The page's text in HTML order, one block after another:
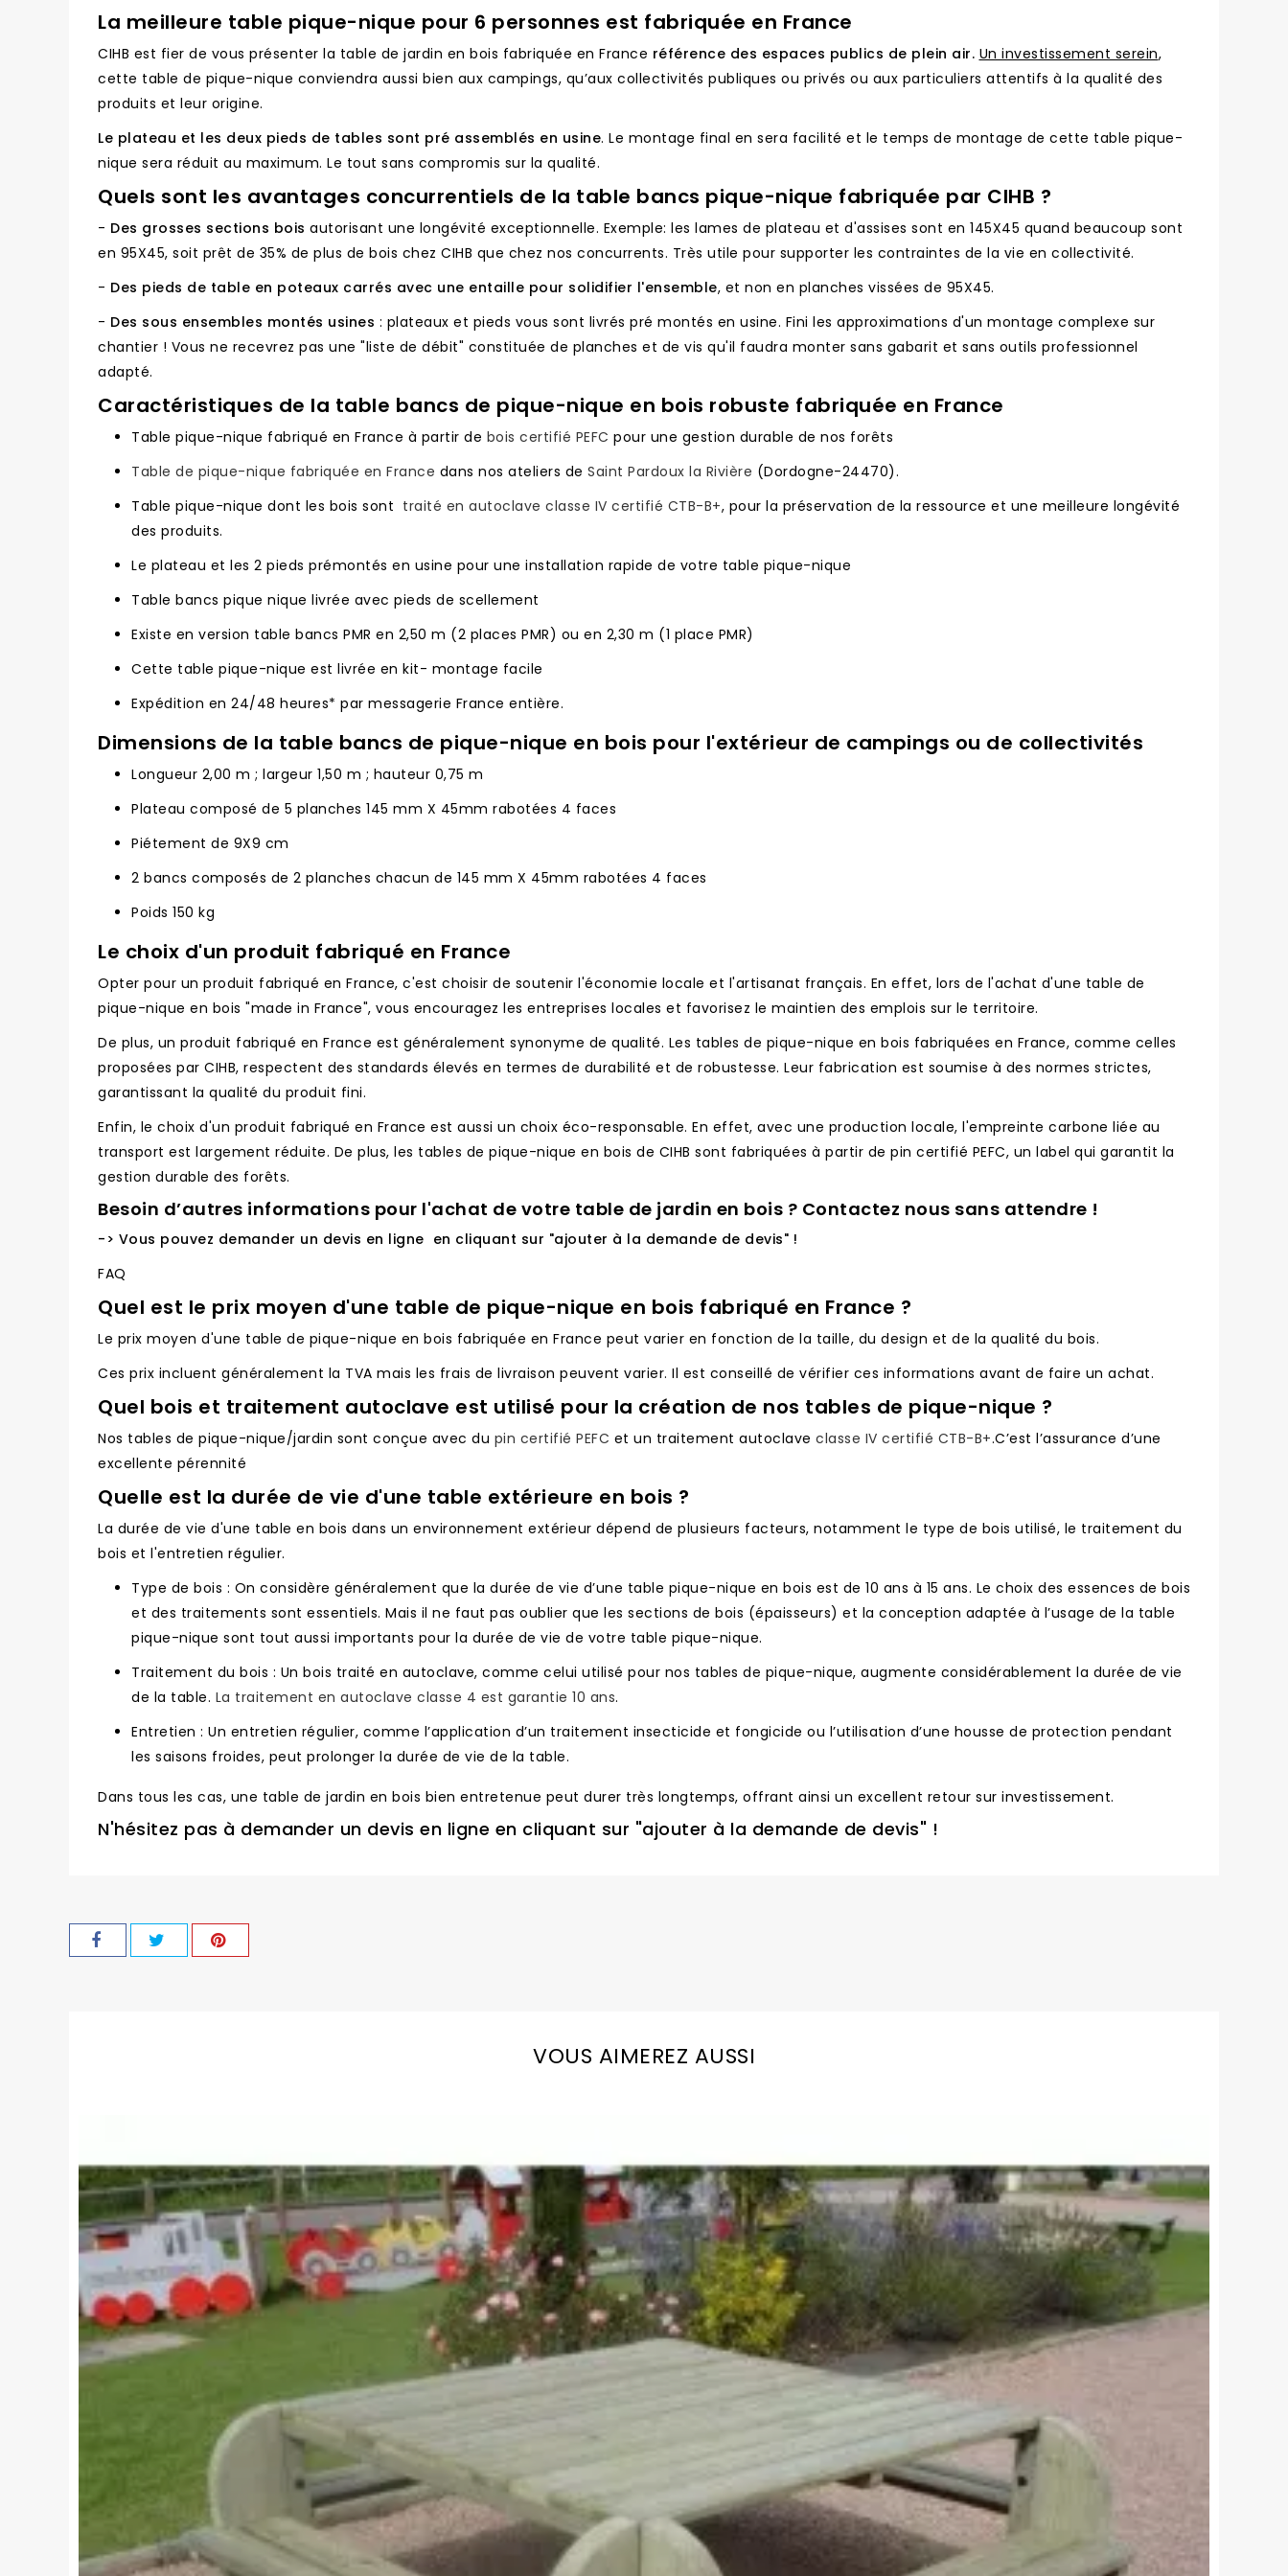
La meilleure table pique-nique pour 6 personnes est fabriquée en France
CIHB est fier de vous présenter la table de jardin en bois fabriquée en France référence des espaces publics de plein air. Un investissement serein,
cette table de pique-nique conviendra aussi bien aux campings, qu’aux collectivités publiques ou privés ou aux particuliers attentifs à la qualité des
produits et leur origine.
Le plateau et les deux pieds de tables sont pré assemblés en usine. Le montage final en sera facilité et le temps de montage de cette table pique-
nique sera réduit au maximum. Le tout sans compromis sur la qualité.
Quels sont les avantages concurrentiels de la table bancs pique-nique fabriquée par CIHB ?
- Des grosses sections bois autorisant une longévité exceptionnelle. Exemple: les lames de plateau et d'assises sont en 145X45 quand beaucoup sont
en 95X45, soit prêt de 35% de plus de bois chez CIHB que chez nos concurrents. Très utile pour supporter les contraintes de la vie en collectivité.
- Des pieds de table en poteaux carrés avec une entaille pour solidifier l'ensemble, et non en planches vissées de 95X45.
- Des sous ensembles montés usines : plateaux et pieds vous sont livrés pré montés en usine. Fini les approximations d'un montage complexe sur
chantier ! Vous ne recevrez pas une "liste de débit" constituée de planches et de vis qu'il faudra monter sans gabarit et sans outils professionnel
adapté.
Caractéristiques de la table bancs de pique-nique en bois robuste fabriquée en France
Table pique-nique fabriqué en France à partir de bois certifié PEFC pour une gestion durable de nos forêts
Table de pique-nique fabriquée en France dans nos ateliers de Saint Pardoux la Rivière (Dordogne-24470).
Table pique-nique dont les bois sont traité en autoclave classe IV certifié CTB-B+, pour la préservation de la ressource et une meilleure longévité
des produits.
Le plateau et les 2 pieds prémontés en usine pour une installation rapide de votre table pique-nique
Table bancs pique nique livrée avec pieds de scellement
Existe en version table bancs PMR en 2,50 m (2 places PMR) ou en 2,30 m (1 place PMR)
Cette table pique-nique est livrée en kit- montage facile
Expédition en 24/48 heures* par messagerie France entière.
Dimensions de la table bancs de pique-nique en bois pour l'extérieur de campings ou de collectivités
Longueur 2,00 m ; largeur 1,50 m ; hauteur 0,75 m
Plateau composé de 5 planches 145 mm X 45mm rabotées 4 faces
Piétement de 9X9 cm
2 bancs composés de 2 planches chacun de 145 mm X 45mm rabotées 4 faces
Poids 150 kg
Le choix d'un produit fabriqué en France
Opter pour un produit fabriqué en France, c'est choisir de soutenir l'économie locale et l'artisanat français. En effet, lors de l'achat d'une table de
pique-nique en bois "made in France", vous encouragez les entreprises locales et favorisez le maintien des emplois sur le territoire.
De plus, un produit fabriqué en France est généralement synonyme de qualité. Les tables de pique-nique en bois fabriquées en France, comme celles
proposées par CIHB, respectent des standards élevés en termes de durabilité et de robustesse. Leur fabrication est soumise à des normes strictes,
garantissant la qualité du produit fini.
Enfin, le choix d'un produit fabriqué en France est aussi un choix éco-responsable. En effet, avec une production locale, l'empreinte carbone liée au
transport est largement réduite. De plus, les tables de pique-nique en bois de CIHB sont fabriquées à partir de pin certifié PEFC, un label qui garantit la
gestion durable des forêts.
Besoin d’autres informations pour l'achat de votre table de jardin en bois ? Contactez nous sans attendre !
-> Vous pouvez demander un devis en ligne en cliquant sur "ajouter à la demande de devis" !
FAQ
Quel est le prix moyen d'une table de pique-nique en bois fabriqué en France ?
Le prix moyen d'une table de pique-nique en bois fabriquée en France peut varier en fonction de la taille, du design et de la qualité du bois.
Ces prix incluent généralement la TVA mais les frais de livraison peuvent varier. Il est conseillé de vérifier ces informations avant de faire un achat.
Quel bois et traitement autoclave est utilisé pour la création de nos tables de pique-nique ?
Nos tables de pique-nique/jardin sont conçue avec du pin certifié PEFC et un traitement autoclave classe IV certifié CTB-B+.C’est l’assurance d’une
excellente pérennité
Quelle est la durée de vie d'une table extérieure en bois ?
La durée de vie d'une table en bois dans un environnement extérieur dépend de plusieurs facteurs, notamment le type de bois utilisé, le traitement du
bois et l'entretien régulier.
Type de bois : On considère généralement que la durée de vie d’une table pique-nique en bois est de 10 ans à 15 ans. Le choix des essences de bois
et des traitements sont essentiels. Mais il ne faut pas oublier que les sections de bois (épaisseurs) et la conception adaptée à l’usage de la table
pique-nique sont tout aussi importants pour la durée de vie de votre table pique-nique.
Traitement du bois : Un bois traité en autoclave, comme celui utilisé pour nos tables de pique-nique, augmente considérablement la durée de vie
de la table. La traitement en autoclave classe 4 est garantie 10 ans.
Entretien : Un entretien régulier, comme l’application d’un traitement insecticide et fongicide ou l’utilisation d’une housse de protection pendant
les saisons froides, peut prolonger la durée de vie de la table.
Dans tous les cas, une table de jardin en bois bien entretenue peut durer très longtemps, offrant ainsi un excellent retour sur investissement.
N'hésitez pas à demander un devis en ligne en cliquant sur "ajouter à la demande de devis" !
VOUS AIMEREZ AUSSI